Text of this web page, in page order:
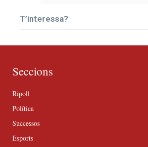
T’interessa?
Seccions
Ripoll
Política
Successos
Esports